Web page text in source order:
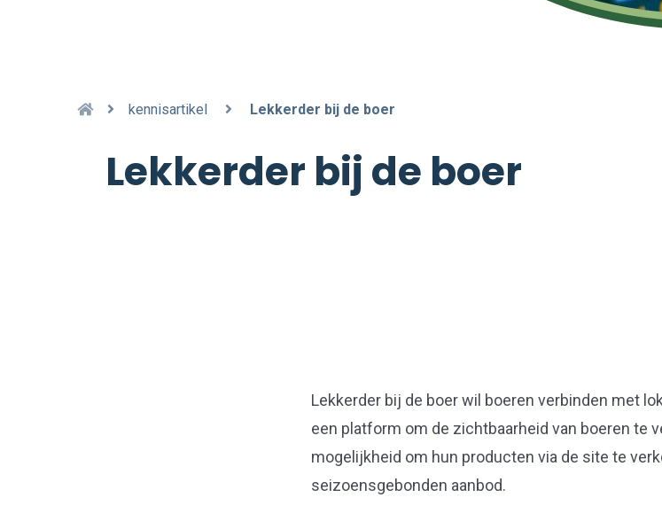
kennisartikel Lekkerder bij de boer
Lekkerder bij de boer
Lekkerder bij de boer wil boeren verbinden met
een platform om de zichtbaarheid van boeren te
mogelijkheid om hun producten via de site te
seizoensgebonden aanbod.